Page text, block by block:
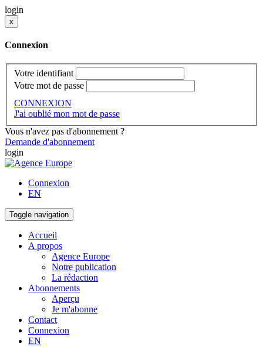
login
x
Connexion
Votre identifiant
Votre mot de passe
CONNEXION
J'ai oublié mon mot de passe
Vous n'avez pas d'abonnement ?
Demande d'abonnement
login
Connexion
EN
Toggle navigation
Accueil
A propos
Agence Europe
Notre publication
La rédaction
Abonnements
Aperçu
Je m'abonne
Contact
Connexion
EN